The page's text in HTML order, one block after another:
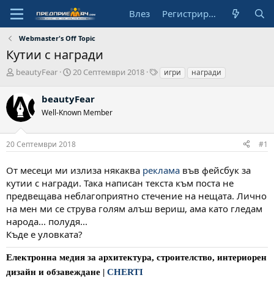
Влез Регистрирай се
Webmaster's Off Topic
Кутии с награди
А
о
р
beautyFear
Н
а
л
а
д
т
а
20 Септември 2018
Тигри награди
beautyFear
Well-Known Member
20 Септември 2018 #1
От месеци ми излиза някаква реклама във фейсбук за
кутии с награди. Така написан текста към поста не
предвещава неблагоприятно стечение на нещата. Лично
на мен ми се струва голям алъш вериш, ама като гледам
народа... полудя...
Къде е уловката?
Електронна медия за архитектура, строителство, интериорен
дизайн и обзавеждане | CHERTI